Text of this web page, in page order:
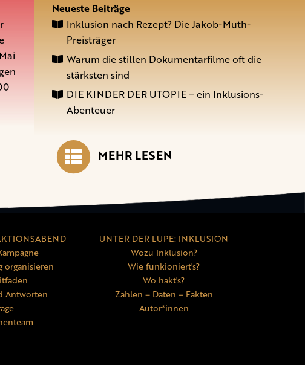
Neueste Beiträge
Inklusion nach Rezept? Die Jakob-Muth-
Preisträger
Warum die stillen Dokumentarfilme oft die
stärksten sind
DIE KINDER DER UTOPIE – ein Inklusions-
Abenteuer
MEHR LESEN
organisieren
Antworten
UNTER DER LUPE: INKLUSION
Wozu Inklusion?
Wie funkioniert's?
Wo hakt's?
Zahlen – Daten – Fakten
Autor*innen